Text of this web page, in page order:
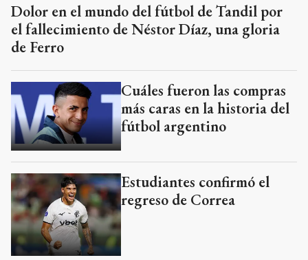
Dolor en el mundo del fútbol de Tandil por
el fallecimiento de Néstor Díaz, una gloria
de Ferro
Cuáles fueron las compras
más caras en la historia del
fútbol argentino
Estudiantes confirmó el
regreso de Correa